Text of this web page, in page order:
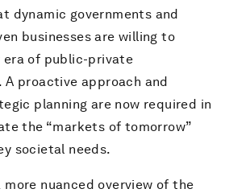
dynamic governments and
businesses are willing to
era of public-private
A proactive approach and
planning are now required in
the “markets of tomorrow”
societal needs.
more nuanced overview of the